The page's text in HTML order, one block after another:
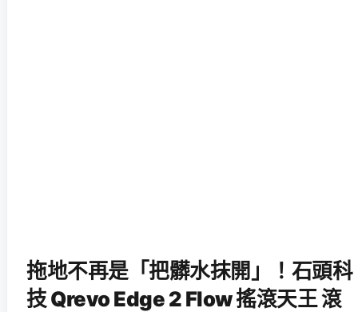
拖地不再是「把髒水抹開」！石頭科
技 Qrevo Edge 2 Flow 搖滾天王 滾